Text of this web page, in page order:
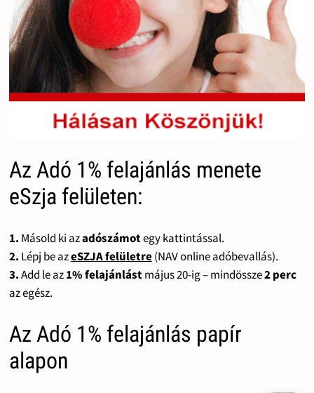
Az Adó 1% felajánlás menete
eSzja felületen:
1. Másold ki azadószámotegy kattintással.
2. Lépj be azeSZJA felületre(NAV online adóbevallás).
3.Add le az1% felajánlástmájus 20-ig – mindössze2 perc
az egész.
Az Adó 1% felajánlás papír
alapon